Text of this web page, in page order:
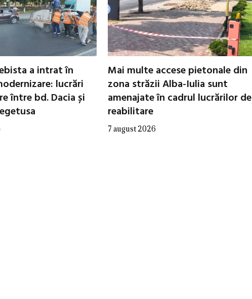
a intrat în
lucrări
între bd. Dacia și
Mai multe accese pietonale din
zona străzii Alba-Iulia sunt
amenajate în cadrul lucrărilor de
reabilitare
7 august 2026